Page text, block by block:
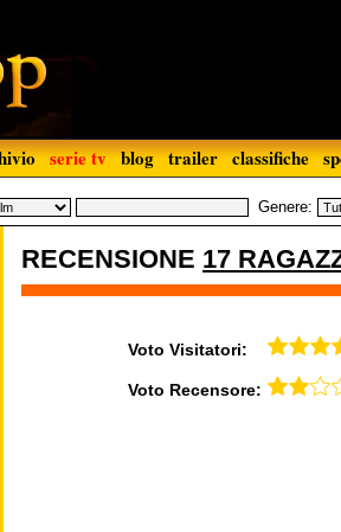
serie tv blog trailer classifiche
Genere:
RECENSIONE 17
Voto Visitatori:
Voto Recensore: